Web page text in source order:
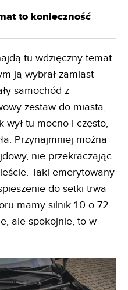
to konieczność
tu wdzięczny temat
ją wybrał zamiast
samochód z
zestaw do miasta,
wył tu mocno i często,
Przynajmniej można
nie przekraczając
Taki emerytowany
do setki trwa
mamy silnik 1.0 o 72
ale spokojnie, to w